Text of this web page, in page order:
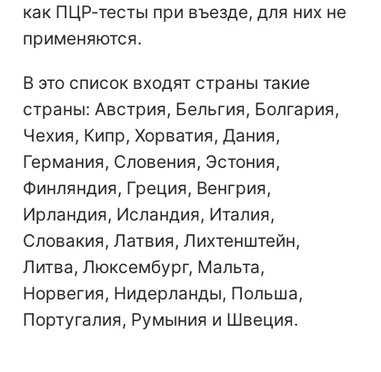
как ПЦР-тесты при въезде, для них не
применяются.
В это список входят страны такие
страны: Австрия, Бельгия, Болгария,
Чехия, Кипр, Хорватия, Дания,
Германия, Словения, Эстония,
Финляндия, Греция, Венгрия,
Ирландия, Исландия, Италия,
Словакия, Латвия, Лихтенштейн,
Литва, Люксембург, Мальта,
Норвегия, Нидерланды, Польша,
Португалия, Румыния и Швеция.